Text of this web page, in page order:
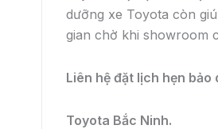
dưỡng xe Toyota còn
gian chờ khi showroom
Liên hệ đặt lịch hẹn bảo
Toyota Bắc Ninh.